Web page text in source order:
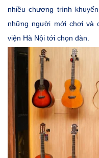
nhiều chương trình
những người mới chơi và
viện Hà Nội tới chọn đàn.